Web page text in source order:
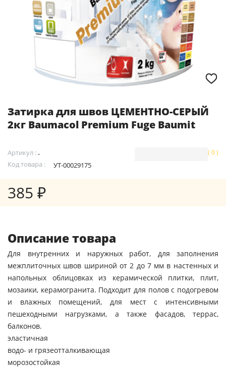
Затирка для швов ЦЕМЕНТНО-СЕРЫЙ
2кг Baumacol Premium Fuge Baumit
Артикул :-
Код товара :
УТ-00029175
( 0 )
385 ₽
Описание товара
Для внутренних и наружных работ, для заполнения
межплиточных швов шириной от 2 до 7 мм в настенных и
напольных облицовках из керамической плитки, плит,
мозаики, керамогранита. Подходит для полов с подогревом
и влажных помещений, для мест с интенсивными
пешеходными нагрузками, а также фасадов, террас,
балконов.
эластичная
водо- и грязеотталкивающая
морозостойкая